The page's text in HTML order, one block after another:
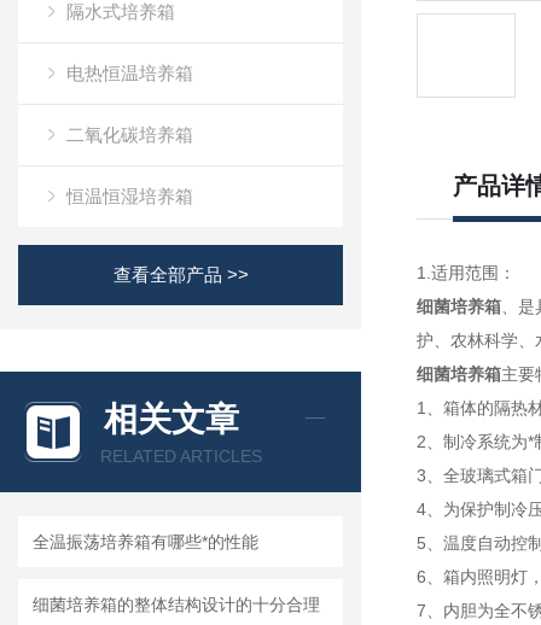
隔水式培养箱
电热恒温培养箱
二氧化碳培养箱
恒温恒湿培养箱
查看全部产品 >>
相关文章
RELATED ARTICLES
全温振荡培养箱有哪些*的性能
细菌培养箱的整体结构设计的十分合理
产品详
1.适用范围：
细菌培养箱、是
护、农林科学、
细菌培养箱主
1、箱体的隔热
2、制冷系统为
3、全玻璃式箱
4、为保护制冷
5、温度自动控
6、箱内照明灯
7、内胆为全不